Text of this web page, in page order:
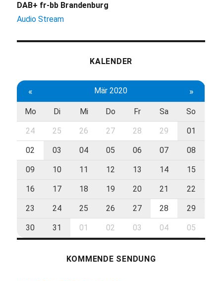
DAB+ fr-bb Brandenburg
Audio Stream
KALENDER
« Mär 2020 »
Mo Di Mi Do Fr Sa So
24 25 26 27 28 29 01
02 03 04 05 06 07 08
09 10 11 12 13 14 15
16 17 18 19 20 21 22
23 24 25 26 27 28 29
30 31 01 02 03 04 05
KOMMENDE SENDUNG